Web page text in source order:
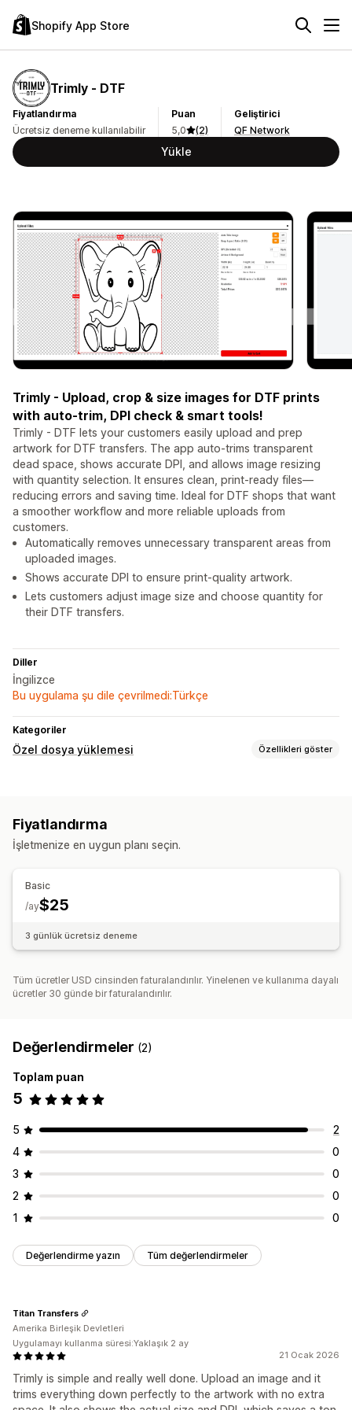
Shopify App Store
Trimly ‑ DTF
Fiyatlandırma
Ücretsiz deneme kullanılabilir
Puan
5,0
(2)
Geliştirici
QF Network
Yükle
Trimly - Upload, crop & size images for DTF prints
with auto-trim, DPI check & smart tools!
Trimly - DTF lets your customers easily upload and prep
artwork for DTF transfers. The app auto-trims transparent
dead space, shows accurate DPI, and allows image resizing
with quantity selection. It ensures clean, print-ready files—
reducing errors and saving time. Ideal for DTF shops that want
a smoother workflow and more reliable uploads from
customers.
Automatically removes unnecessary transparent areas from
uploaded images.
Shows accurate DPI to ensure print-quality artwork.
Lets customers adjust image size and choose quantity for
their DTF transfers.
Diller
İngilizce
Bu uygulama şu dile çevrilmedi:Türkçe
Kategoriler
Özel dosya yüklemesi Özellikleri göster
Dosya yönetimi
Fiyatlandırma
İşletmenize en uygun planı seçin.
Basic
$25
/ay
3 günlük ücretsiz deneme
Tüm ücretler USD cinsinden faturalandırılır. Yinelenen ve kullanıma dayalı
ücretler 30 günde bir faturalandırılır.
Değerlendirmeler (2)
Toplam puan
5
5
2
4
0
3
0
2
0
1
0
Değerlendirme yazın Tüm değerlendirmeler
21 Ocak 2026
Trimly is simple and really well done. Upload an image and it
trims everything down perfectly to the artwork with no extra
Titan Transfers
Amerika Birleşik Devletleri
Uygulamayı kullanma süresi:Yaklaşık 2 ay